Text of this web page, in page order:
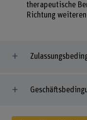
therapeutische
Richtung